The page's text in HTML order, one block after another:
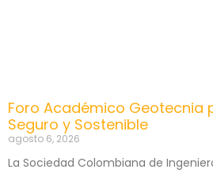
Foro Académico Geotecnia
Seguro y Sostenible
agosto 6, 2026
La Sociedad Colombiana de